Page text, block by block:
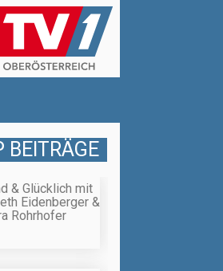
BEITRÄGE
& Glücklich mit
Eidenberger &
Rohrhofer